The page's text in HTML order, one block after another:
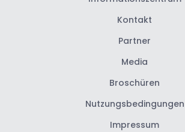
Kontakt
Partner
Media
Broschüren
Nutzungsbedingungen
Impressum